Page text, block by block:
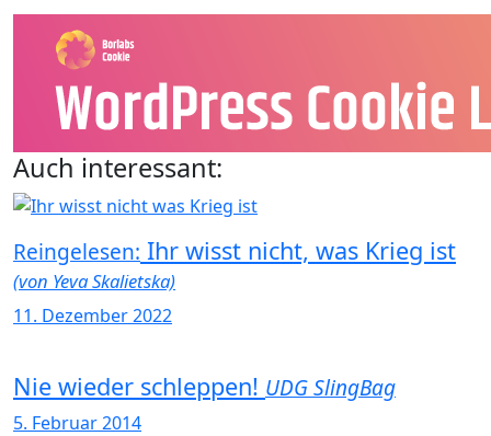
Auch interessant:
Reingelesen: Ihr wisst nicht, was Krieg ist
(von Yeva Skalietska)
11. Dezember 2022
Nie wieder schleppen! UDG SlingBag
5. Februar 2014